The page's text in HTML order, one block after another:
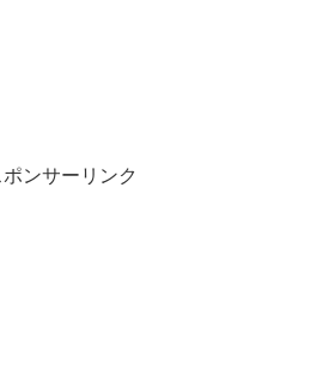
ポンサーリンク